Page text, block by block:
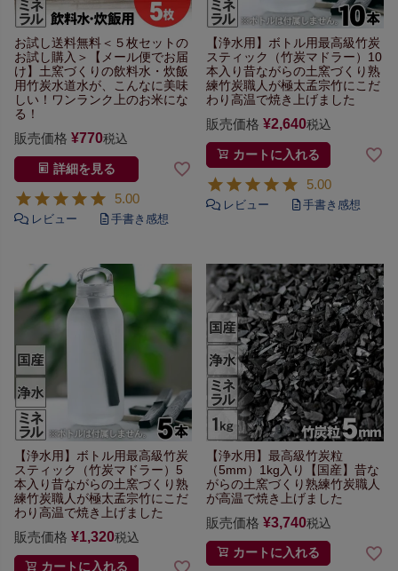
お試し送料無料 ＜５枚セットの
お試し購入＞
【メール便でお届
け】 土窯づくりの飲料水・炊飯
用竹炭水道水が、こんなに美味
しい！ ワンランク上のお米にな
る！
販売価格 ¥770税込
詳細を見る
5.00
【浄水用】 ボトル用最高級竹炭
スティック
（竹炭マドラー）10
本入り昔ながらの土窯づくり熟
練竹炭職人が極太孟宗竹にこだ
わり 高温で焼き上げました
販売価格 ¥2,640税込
カートに入れる
5.00
【浄水用】 ボトル用最高級竹炭
スティック
（竹炭マドラー）5
本入り昔ながらの土窯づくり熟
練竹炭職人が極太孟宗竹にこだ
わり 高温で焼き上げました
販売価格 ¥1,320税込
カートに入れる
【浄水用】最高級竹炭粒
（5mm）1kg入り
【国産】昔な
がらの土窯づくり熟練竹炭職人
が高温で焼き上げました
販売価格 ¥3,740税込
カートに入れる